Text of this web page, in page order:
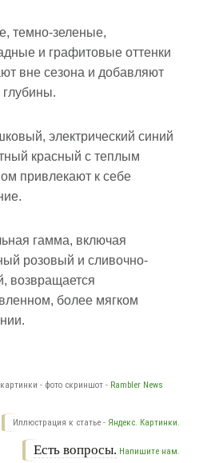
темно-зеленые,
и графитовые оттенки
вне сезона и добавляют
глубины.
электрический синий
красный с теплым
привлекают к себе
гамма, включая
розовый и сливочно-
возвращается
более мягком
- фото скриншот - Rambler News
Иллюстрация к статье - Яндекс. Картинки.
Есть вопросы. Напишите нам.